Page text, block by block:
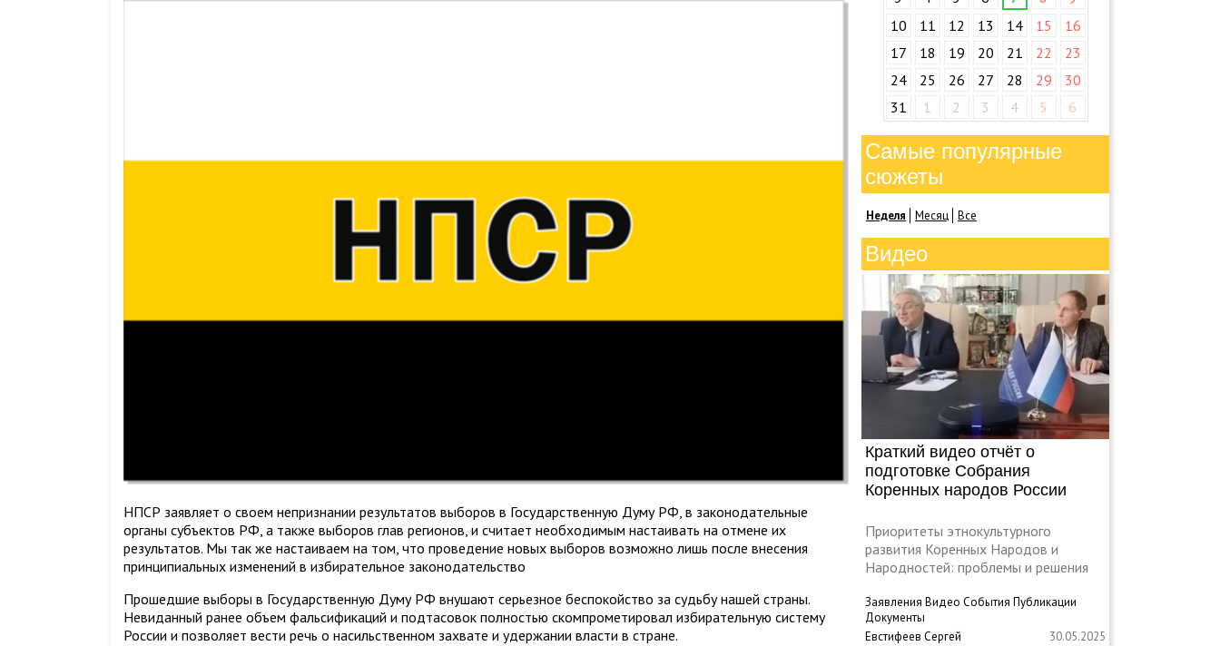
НПСР заявляет о своем непризнании результатов выборов в Государственную Думу РФ, в законодательные
органы субъектов РФ, а также выборов глав регионов, и считает необходимым настаивать на отмене их
результатов. Мы так же настаиваем на том, что проведение новых выборов возможно лишь после внесения
принципиальных изменений в избирательное законодательство
Прошедшие выборы в Государственную Думу РФ внушают серьезное беспокойство за судьбу нашей страны.
Невиданный ранее объем фальсификаций и подтасовок полностью скомпрометировал избирательную систему
России и позволяет вести речь о насильственном захвате и удержании власти в стране.
10
11 12 13 14 15
16
17
18 19 20 21 22
23
24
25 26 27 28 29
30
31
1 2 3 4 5 6
Самые популярные
сюжеты
Неделя Месяц Все
Видео
Краткий видео отчёт о
подготовке Собрания
Коренных народов России
Приоритеты этнокультурного
развития Коренных Народов и
Народностей: проблемы и решения
Заявления Видео События Публикации
Документы
Евстифеев Сергей
30.05.2025